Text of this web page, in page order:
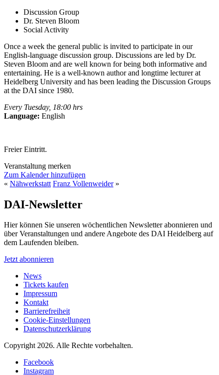
Discussion Group
Dr. Steven Bloom
Social Activity
Once a week the general public is invited to participate in our
English-language discussion group. Discussions are led by Dr.
Steven Bloom and are well known for being both informative and
entertaining. He is a well-known author and longtime lecturer at
Heidelberg University and has been leading the Discussion Groups
at the DAI since 1980.
Every Tuesday, 18:00 hrs
Language: English
Freier Eintritt.
Veranstaltung merken
Zum Kalender hinzufügen
« Nähwerkstatt Franz Vollenweider»
DAI-Newsletter
Hier können Sie unseren wöchentlichen Newsletter abonnieren und
über Veranstaltungen und andere Angebote des DAI Heidelberg auf
dem Laufenden bleiben.
Jetzt abonnieren
News
Tickets kaufen
Impressum
Kontakt
Barrierefreiheit
Cookie-Einstellungen
Datenschutzerklärung
Copyright 2026. Alle Rechte vorbehalten.
Facebook
Instagram